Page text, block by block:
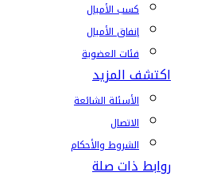
كسب الأميال
إنفاق الأميال
فئات العضوية
اكتشف المزيد
الأسئلة الشائعة
الاتصال
الشروط والأحكام
روابط ذات صلة